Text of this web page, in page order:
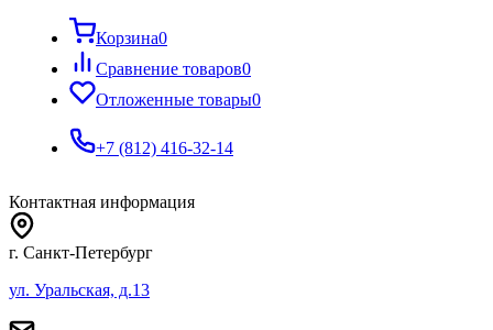
Корзина0
Сравнение товаров0
Отложенные товары0
+7 (812) 416-32-14
Контактная информация
г. Санкт-Петербург
ул. Уральская, д.13